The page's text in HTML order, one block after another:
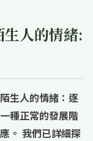
人的情緒:
生人的情緒：逐
種正常的發展階
。 我們已詳細探